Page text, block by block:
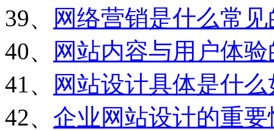
39、
网络营销是什么常
40、
网站内容与用户体
41、
网站设计具体是什
42、 企业网站设计的重要